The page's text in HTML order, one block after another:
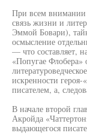
При всем внимании
связь жизни и
Эммой Бовари),
осмысление
— что составляет,
«Попугае
искренности героя-
писателем, а,
В начале второй
Акройда
выдающегося